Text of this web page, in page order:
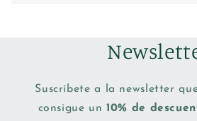
Suscríbete a la newsletter
consigue un10% de